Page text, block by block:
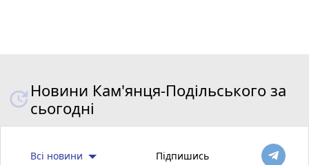
Новини Кам'янця-Подільського за
сьогодні
Всі новини Підпишись